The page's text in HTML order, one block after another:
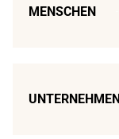
MENSCHEN
UNTERNEHMEN